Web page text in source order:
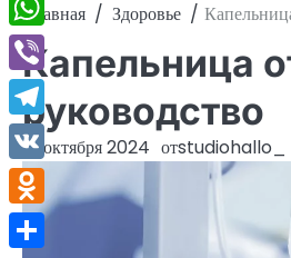
Главная Здоровье
Капельница
руководство
18 октября 2024 отstudiohallo_
WhatsApp
Viber
Telegram
VK
Odnoklassniki